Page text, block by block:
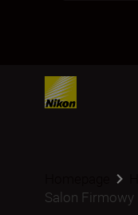
Salon Firmowy